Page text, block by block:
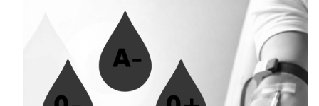
Aktualności
08.08.2026 » Z głębokim żalem
zawiadamiamy